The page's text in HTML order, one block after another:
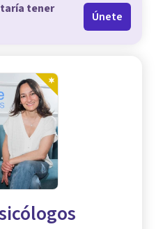
tener
Únete